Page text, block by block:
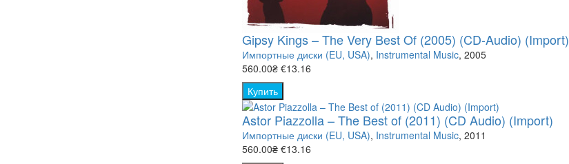
- Кулинария (8)
- Мир животных (66)
- Наука (76)
- Природа (149)
- Спорт (8)
Gipsy Kings – The Very Best Of (2005) (CD-Audio) (Import)
Импортные диски (EU, USA), Instrumental Music, 2005
560.00₴ €13.16
Купить
Astor Piazzolla – The Best of (2011) (CD Audio) (Import)
Импортные диски (EU, USA), Instrumental Music, 2011
560.00₴ €13.16